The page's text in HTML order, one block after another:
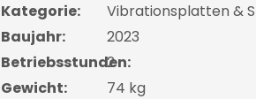
Kategorie:
Vibrationsplatten &
Baujahr:
2023
Betriebsstunden:
2
Gewicht:
74 kg